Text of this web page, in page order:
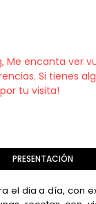
Me encanta ver
Si tienes
tu visita!
PRESENTACIÓN
el dia a día, con